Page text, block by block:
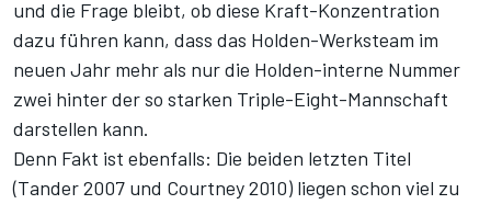
und die Frage bleibt, ob diese Kraft-Konzentration
dazu führen kann, dass das Holden-Werksteam im
neuen Jahr mehr als nur die Holden-interne Nummer
zwei hinter der so starken Triple-Eight-Mannschaft
darstellen kann.
Denn Fakt ist ebenfalls: Die beiden letzten Titel
(Tander 2007 und Courtney 2010) liegen schon viel zu